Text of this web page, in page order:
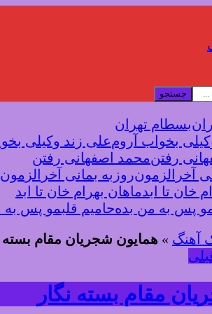
جستجو
بسطام تهران
علی زند وکیلی
محمد اصفهانی رفتن
روزبه بمانی آخرالزمون
ماهان بهرام خان تا ابد
حامیم قلبمو پس به
آهنگ » همایون شجریان مقام بسته
مقام بسته نگار